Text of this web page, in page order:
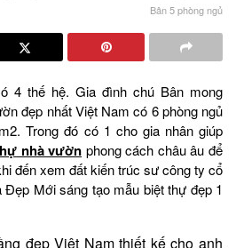
Bân 5 phòng ngủ
4 thế hệ. Gia đình chú Bân mong
đẹp nhất Việt Nam có 6 phòng ngủ
Trong đó có 1 cho gia nhân giúp
nhà vườn phong cách châu âu để
đến xem đất kiến trúc sư công ty cổ
Mới sáng tạo mẫu biệt thự đẹp 1
đẹp Việt Nam thiết kế cho anh